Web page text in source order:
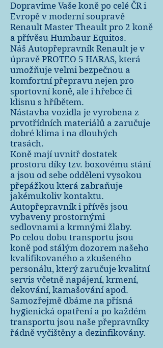
Dopravíme Vaše koně po celé ČR i
Evropě v moderní soupravě
Renault Master Theault pro 2 koně
a přívěsu Humbaur Equitos.
Náš Autopřepravník Renault je v
úpravě PROTEO 5 HARAS, která
umožňuje velmi bezpečnou a
komfortní přepravu nejen pro
sportovní koně, ale i hřebce či
klisnu s hříbětem.
Nástavba vozidla je vyrobena z
prvotřídních materiálů a zaručuje
dobré klima i na dlouhých
trasách.
Koně mají uvnitř dostatek
prostoru díky tzv. boxovému stání
a jsou od sebe odděleni vysokou
přepážkou která zabraňuje
jakémukoliv kontaktu.
Autopřepravník i přívěs jsou
vybaveny prostornými
sedlovnami a krmnými žlaby.
Po celou dobu transportu jsou
koně pod stálým dozorem našeho
kvalifikovaného a zkušeného
personálu, který zaručuje kvalitní
servis včetně napájení, krmení,
dekování, kamašování apod.
Samozřejmě dbáme na přísná
hygienická opatření a po každém
transportu jsou naše přepravníky
řádně vyčištěny a dezinfikovány.